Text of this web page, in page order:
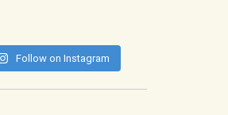
Follow on Instagram